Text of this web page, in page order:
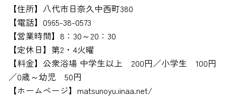
【住所】八代市日奈久中西町380
【電話】0965-38-0573
【営業時間】8：30～20：30
【定休日】第2・4火曜
【料金】公衆浴場 中学生以上 200円／小学生 100円
／0歳～幼児 50円
【ホームページ】matsunoyu.iinaa.net/